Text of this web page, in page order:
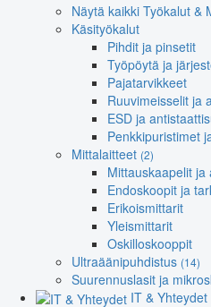
Näytä kaikki Työkalut &
Käsityökalut
Pihdit ja pinsetit
Työpöytä ja
Pajatarvikkeet
Ruuvimeisselit ja
ESD ja
Penkkipuristimet
Mittalaitteet (2)
Mittauskaapelit ja
Endoskoopit ja
Erikoismittarit
Yleismittarit
Oskilloskooppit
Ultraäänipuhdistus (14)
Suurennuslasit ja
IT & Yhteydet